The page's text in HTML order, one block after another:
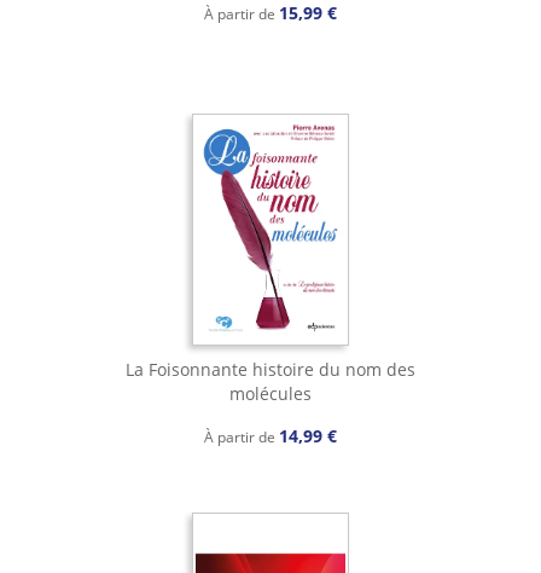
À partir de 15,99 €
La Foisonnante histoire du nom des
molécules
À partir de 14,99 €